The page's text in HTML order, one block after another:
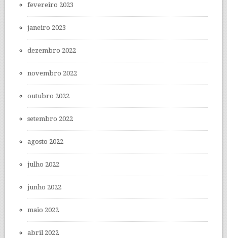
fevereiro 2023
janeiro 2023
dezembro 2022
novembro 2022
outubro 2022
setembro 2022
agosto 2022
julho 2022
junho 2022
maio 2022
abril 2022